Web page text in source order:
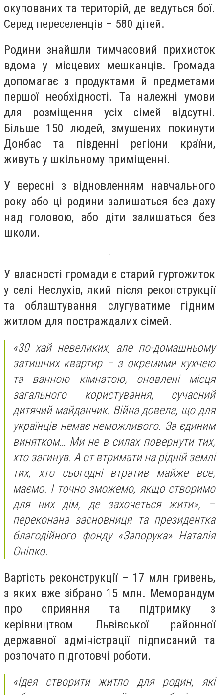
окупованих та територій, де ведуться бої.
Серед переселенців – 580 дітей.
Родини знайшли тимчасовий прихисток
вдома у місцевих мешканців. Громада
допомагає з продуктами й предметами
першої необхідності. Та належні умови
для розміщення усіх сімей відсутні.
Більше 150 людей, змушених покинути
Донбас та південні регіони країни,
живуть у шкільному приміщенні.
У вересні з відновленням навчального
року або ці родини залишаться без даху
над головою, або діти залишаться без
школи.
У власності громади є старий гуртожиток
у селі Неслухів, який після реконструкції
та облаштування слугуватиме гідним
житлом для постраждалих сімей.
«30 хай невеликих, але по-домашньому
затишних квартир – з окремими кухнею
та ванною кімнатою, оновлені місця
загального користування, сучасний
дитячий майданчик. Війна довела, що для
українців немає неможливого. За єдиним
винятком… Ми не в силах повернути тих,
хто загинув. А от втримати на рідній землі
тих, хто сьогодні втратив майже все,
маємо. І точно зможемо, якщо створимо
для них дім, де захочеться жити», –
переконана засновниця та президентка
благодійного фонду «Запорука» Наталія
Оніпко.
Вартість реконструкції – 17 млн гривень,
з яких вже зібрано 15 млн. Меморандум
про сприяння та підтримку з
керівництвом Львівської районної
державної адміністрації підписаний та
розпочато підготовчі роботи.
«Ідея створити житло для родин, які